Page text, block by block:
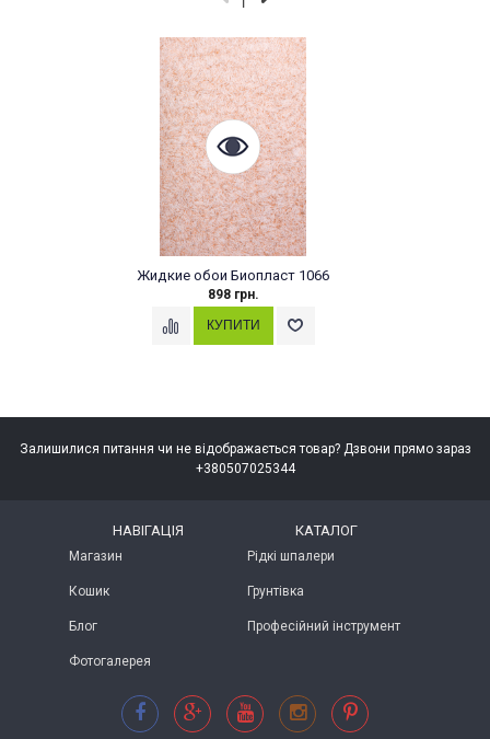
Жидкие обои Биопласт 1066
898 грн.
Залишилися питання чи не відображається товар? Дзвони прямо зараз
+380507025344
НАВІГАЦІЯ
Магазин
Кошик
Блог
Фотогалерея
КАТАЛОГ
Рідкі шпалери
Грунтівка
Професійний інструмент